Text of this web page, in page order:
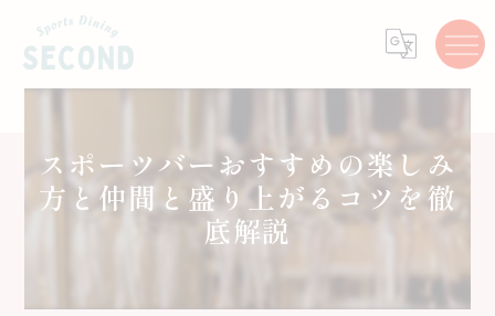
スポーツバーおすすめの楽しみ
方と仲間と盛り上がるコツを徹
底解説